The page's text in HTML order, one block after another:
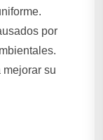
por
mejorar su